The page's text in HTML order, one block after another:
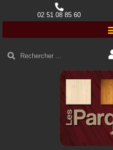
02 51 08 85 60